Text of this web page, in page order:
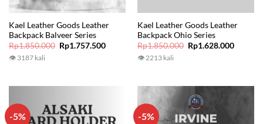
Kael Leather Goods Leather
Backpack Balveer Series
Rp1.850.000 Original
price
Rp1.757.500Current
👁 3187 kali
Kael Leather Goods Leather
Backpack Ohio Series
Rp1.850.000 Original
price
Rp1.628.000Current
👁 2213 kali
-5% -5%